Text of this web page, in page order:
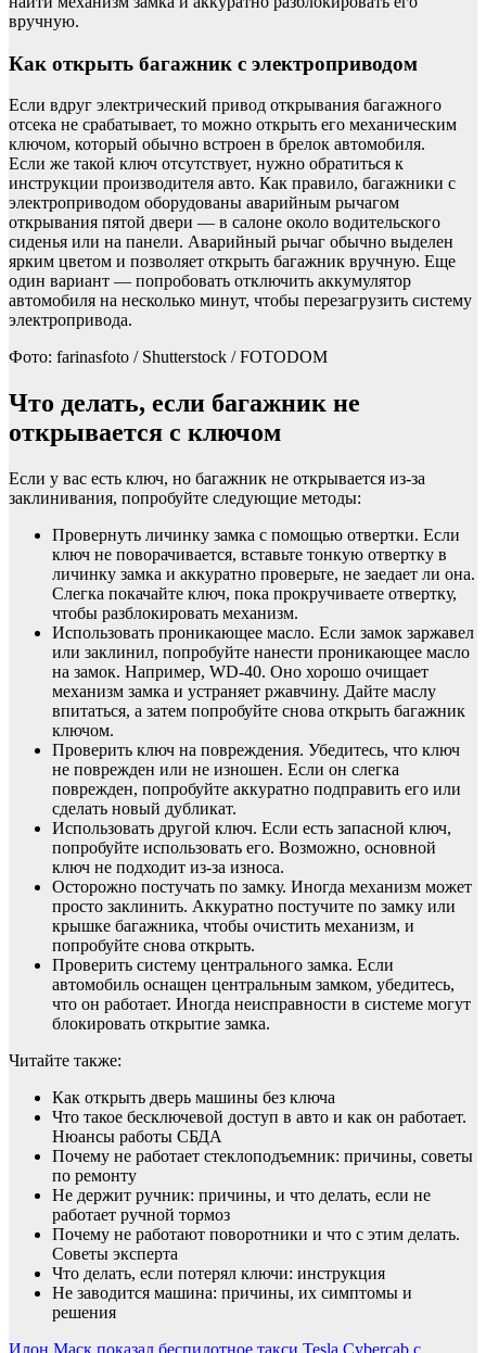
вручную.
Как открыть багажник с электроприводом
Если вдруг электрический привод открывания багажного
отсека не срабатывает, то можно открыть его механическим
ключом, который обычно встроен в брелок автомобиля.
Если же такой ключ отсутствует, нужно обратиться к
инструкции производителя авто. Как правило, багажники с
электроприводом оборудованы аварийным рычагом
открывания пятой двери — в салоне около водительского
сиденья или на панели. Аварийный рычаг обычно выделен
ярким цветом и позволяет открыть багажник вручную. Еще
один вариант — попробовать отключить аккумулятор
автомобиля на несколько минут, чтобы перезагрузить систему
электропривода.
Фото: farinasfoto / Shutterstock / FOTODOM
Что делать, если багажник не
открывается с ключом
Если у вас есть ключ, но багажник не открывается из-за
заклинивания, попробуйте следующие методы:
Провернуть личинку замка с помощью отвертки. Если
ключ не поворачивается, вставьте тонкую отвертку в
личинку замка и аккуратно проверьте, не заедает ли она.
Слегка покачайте ключ, пока прокручиваете отвертку,
чтобы разблокировать механизм.
Использовать проникающее масло. Если замок заржавел
или заклинил, попробуйте нанести проникающее масло
на замок. Например, WD-40. Оно хорошо очищает
механизм замка и устраняет ржавчину. Дайте маслу
впитаться, а затем попробуйте снова открыть багажник
ключом.
Проверить ключ на повреждения. Убедитесь, что ключ
не поврежден или не изношен. Если он слегка
поврежден, попробуйте аккуратно подправить его или
сделать новый дубликат.
Использовать другой ключ. Если есть запасной ключ,
попробуйте использовать его. Возможно, основной
ключ не подходит из-за износа.
Осторожно постучать по замку. Иногда механизм может
просто заклинить. Аккуратно постучите по замку или
крышке багажника, чтобы очистить механизм, и
попробуйте снова открыть.
Проверить систему центрального замка. Если
автомобиль оснащен центральным замком, убедитесь,
что он работает. Иногда неисправности в системе могут
блокировать открытие замка.
Читайте также:
Как открыть дверь машины без ключа
Что такое бесключевой доступ в авто и как он работает.
Нюансы работы СБДА
Почему не работает стеклоподъемник: причины, советы
по ремонту
Не держит ручник: причины, и что делать, если не
работает ручной тормоз
Почему не работают поворотники и что с этим делать.
Советы эксперта
Что делать, если потерял ключи: инструкция
Не заводится машина: причины, их симптомы и
решения
Илон Маск показал беспилотное такси Tesla Cybercab с